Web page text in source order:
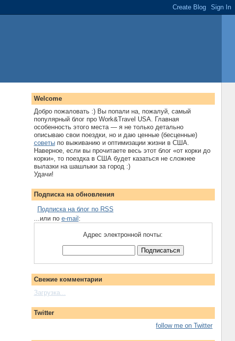
Welcome
Добро пожаловать :) Вы попали на, пожалуй, самый
популярный блог про Work&Travel USA. Главная
особенность этого места — я не только детально
описываю свои поездки, но и даю ценные (бесценные)
советыпо выживанию и оптимизации жизни в США.
Наверное, если вы прочитаете весь этот блог «от корки до
корки», то поездка в США будет казаться не сложнее
вылазки на шашлыки за город :)
Удачи!
Подписка на обновления
Подписка на блог по RSS
...или по e-mail:
Адрес электронной почты:
Свежие комментарии
Загрузка...
Twitter
follow me on Twitter